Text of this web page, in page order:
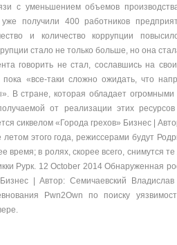
с уменьшением объемов
уже получили 400 работников
и количество коррупции
стало не только больше, но она
говорить не стал, сославшись на
«все-таки сложно ожидать, что
В стране, которая обладает
от реализации этих
сиквелом «Города грехов» Бизнес |
летом этого года, режиссерами будут
время; в ролях, скорее всего, снимутся
Рурк. 12 October 2014 Обнаруженная
| Автор: Семичаевский
Pwn2Own по поиску